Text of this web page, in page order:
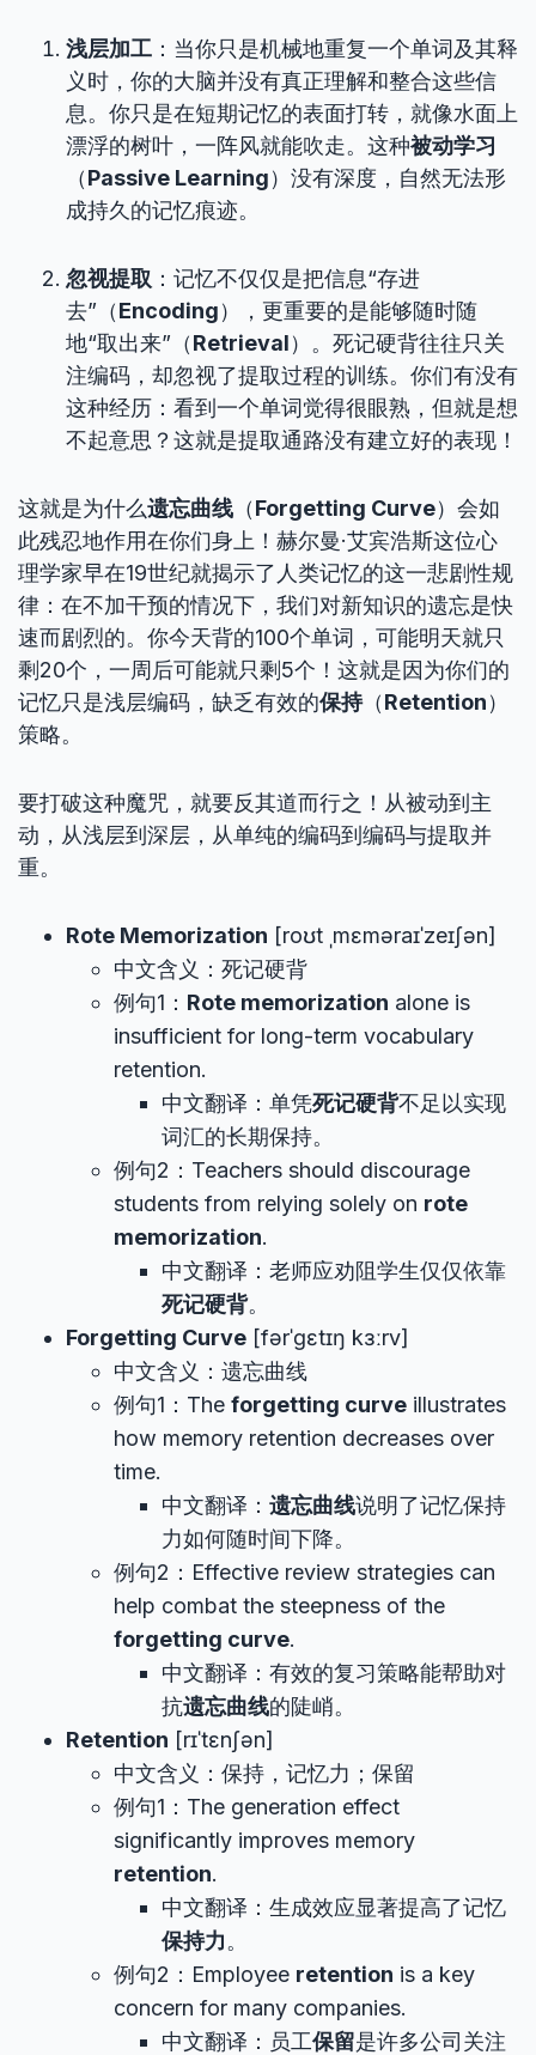
浅层加工 ：当你只是机械地重复一个单词及其释
义时，你的大脑并没有真正理解和整合这些信
息。你只是在短期记忆的表面打转，就像水面上
漂浮的树叶，一阵风就能吹走。这种被动学习
（Passive Learning）没有深度，自然无法形
成持久的记忆痕迹。
忽视提取 ：记忆不仅仅是把信息“存进
去”（Encoding），更重要的是能够随时随
地“取出来”（Retrieval）。死记硬背往往只关
注编码，却忽视了提取过程的训练。你们有没有
这种经历：看到一个单词觉得很眼熟，但就是想
不起意思？这就是提取通路没有建立好的表现！
这就是为什么遗忘曲线 （Forgetting Curve）会如
此残忍地作用在你们身上！赫尔曼·艾宾浩斯这位心
理学家早在19世纪就揭示了人类记忆的这一悲剧性规
律：在不加干预的情况下，我们对新知识的遗忘是快
速而剧烈的。你今天背的100个单词，可能明天就只
剩20个，一周后可能就只剩5个！这就是因为你们的
记忆只是浅层编码，缺乏有效的保持（Retention）
策略。
要打破这种魔咒，就要反其道而行之！从被动到主
动，从浅层到深层，从单纯的编码到编码与提取并
重。
Rote Memorization [roʊt ˌmɛməraɪˈzeɪʃən]
中文含义：死记硬背
例句1： Rote memorization alone is
insufficient for long-term vocabulary
retention.
中文翻译：单凭死记硬背不足以实现
词汇的长期保持。
例句2：Teachers should discourage
students from relying solely on rote
memorization.
中文翻译：老师应劝阻学生仅仅依靠
死记硬背。
Forgetting Curve [fərˈɡɛtɪŋ kɜːrv]
中文含义：遗忘曲线
例句1：The forgetting curve illustrates
how memory retention decreases over
time.
中文翻译： 遗忘曲线说明了记忆保持
力如何随时间下降。
例句2：Effective review strategies can
help combat the steepness of the
forgetting curve.
中文翻译：有效的复习策略能帮助对
抗遗忘曲线的陡峭。
Retention [rɪˈtɛnʃən]
中文含义：保持，记忆力；保留
例句1：The generation effect
significantly improves memory
retention.
中文翻译：生成效应显著提高了记忆
保持力。
例句2：Employee retention is a key
concern for many companies.
中文翻译：员工保留是许多公司关注